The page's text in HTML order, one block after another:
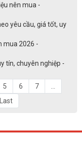
nên mua -
yêu cầu, giá tốt, uy
mua 2026 -
tín, chuyên nghiệp -
5 6 7
Last